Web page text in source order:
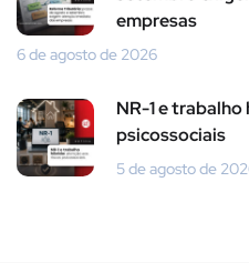
empresas
6 de agosto de 2026
NR-1 e
psicossociais
5 de agosto de